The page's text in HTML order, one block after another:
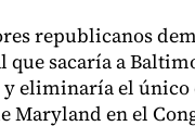
republicanos
que sacaría a
eliminaría el único
Maryland en el